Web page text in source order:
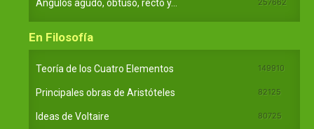
Ángulos agudo, obtuso, recto y... 257662
En Filosofía
Teoría de los Cuatro Elementos 149910
Principales obras de Aristóteles 82125
Ideas de Voltaire 80725